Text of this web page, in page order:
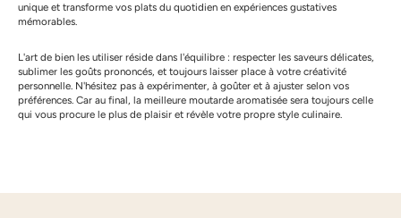
unique et transforme vos plats du quotidien en expériences gustatives
mémorables.
L'art de bien les utiliser réside dans l'équilibre : respecter les saveurs délicates,
sublimer les goûts prononcés, et toujours laisser place à votre créativité
personnelle. N'hésitez pas à expérimenter, à goûter et à ajuster selon vos
préférences. Car au final, la meilleure moutarde aromatisée sera toujours celle
qui vous procure le plus de plaisir et révèle votre propre style culinaire.